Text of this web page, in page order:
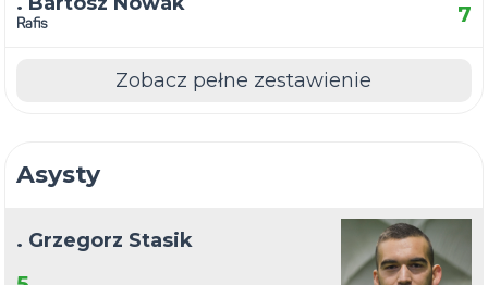
Rafis 7
Zobacz pełne zestawienie
Asysty
. Grzegorz Stasik